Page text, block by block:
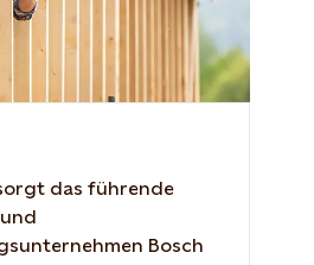
das führende
Bosch